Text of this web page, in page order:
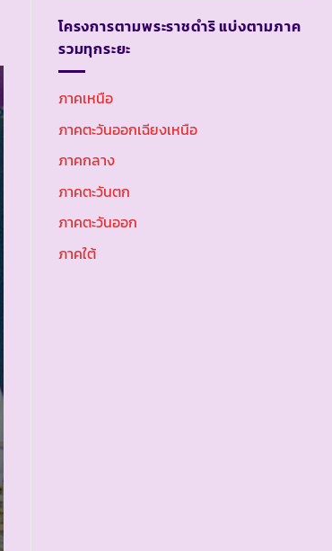
โครงการตามพระราชดำริ แบ่งตามภาค
รวมทุกระยะ
ภาคเหนือ
ภาคตะวันออกเฉียงเหนือ
ภาคกลาง
ภาคตะวันตก
ภาคตะวันออก
ภาคใต้